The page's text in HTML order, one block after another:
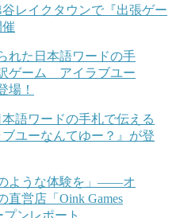
レイクタウンで『出張ゲー
語ワードの手札で伝える
ユーなんてゆー？』が登